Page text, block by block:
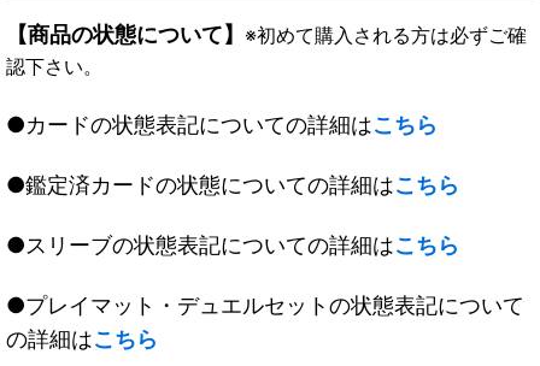
【商品の状態について】 ※初めて購入される方は必ずご確
認下さい。
●カードの状態表記についての詳細はこちら
●鑑定済カードの状態についての詳細はこちら
●スリーブの状態表記についての詳細はこちら
●プレイマット・デュエルセットの状態表記について
の詳細はこちら